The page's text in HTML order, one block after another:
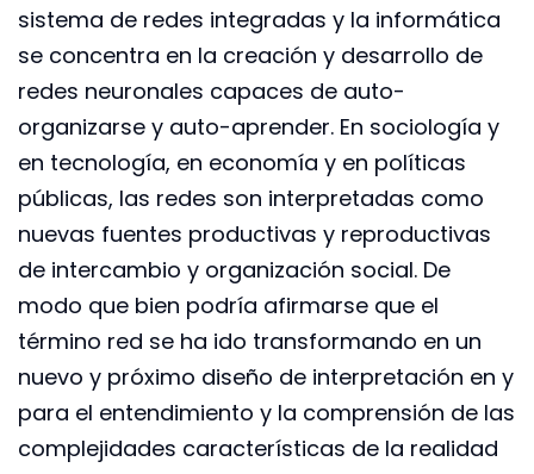
sistema de redes integradas y la informática
se concentra en la creación y desarrollo de
redes neuronales capaces de auto-
organizarse y auto-aprender. En sociología y
en tecnología, en economía y en políticas
públicas, las redes son interpretadas como
nuevas fuentes productivas y reproductivas
de intercambio y organización social. De
modo que bien podría afirmarse que el
término red se ha ido transformando en un
nuevo y próximo diseño de interpretación en y
para el entendimiento y la comprensión de las
complejidades características de la realidad